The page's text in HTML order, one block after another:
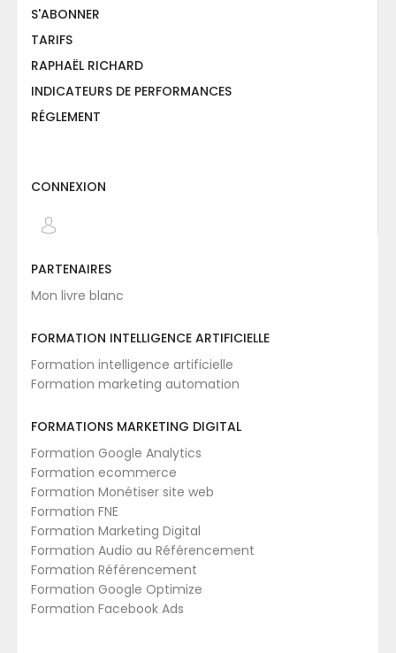
S'ABONNER
TARIFS
RAPHAËL RICHARD
INDICATEURS DE PERFORMANCES
RÉGLEMENT
CONNEXION
PARTENAIRES
Mon livre blanc
FORMATION INTELLIGENCE ARTIFICIELLE
Formation intelligence artificielle
Formation marketing automation
FORMATIONS MARKETING DIGITAL
Formation Google Analytics
Formation ecommerce
Formation Monétiser site web
Formation FNE
Formation Marketing Digital
Formation Audio au Référencement
Formation Référencement
Formation Google Optimize
Formation Facebook Ads